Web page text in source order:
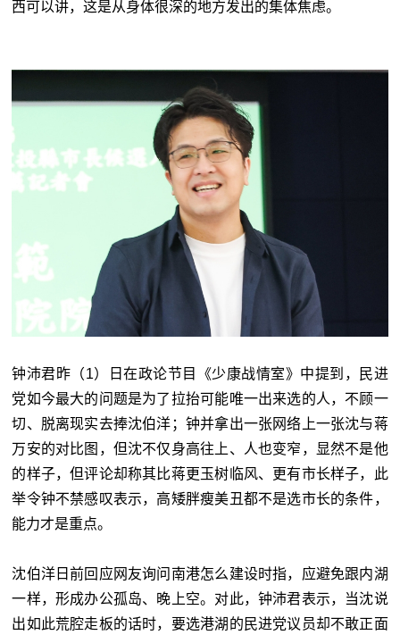
西可以讲，这是从身体很深的地方发出的集体焦虑。
钟沛君昨（1）日在政论节目《少康战情室》中提到，民进
党如今最大的问题是为了拉抬可能唯一出来选的人，不顾一
切、脱离现实去捧沈伯洋；钟并拿出一张网络上一张沈与蒋
万安的对比图，但沈不仅身高往上、人也变窄，显然不是他
的样子，但评论却称其比蒋更玉树临风、更有市长样子，此
举令钟不禁感叹表示，高矮胖瘦美丑都不是选市长的条件，
能力才是重点。
沈伯洋日前回应网友询问南港怎么建设时指，应避免跟内湖
一样，形成办公孤岛、晚上空。对此，钟沛君表示，当沈说
出如此荒腔走板的话时，要选港湖的民进党议员却不敢正面